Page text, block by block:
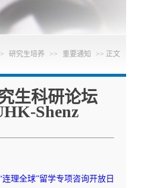
研究生培养 >> 重要通知 >> 正文
生科研论坛
Shenz
连理全球”留学专项咨询开放日